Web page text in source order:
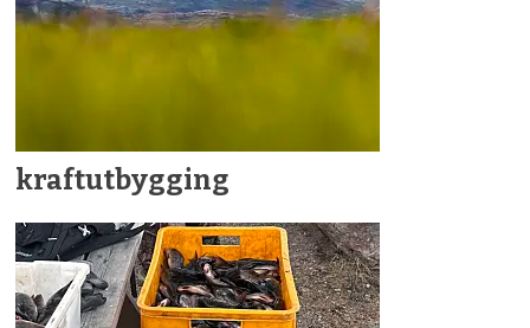
kraftutbygging